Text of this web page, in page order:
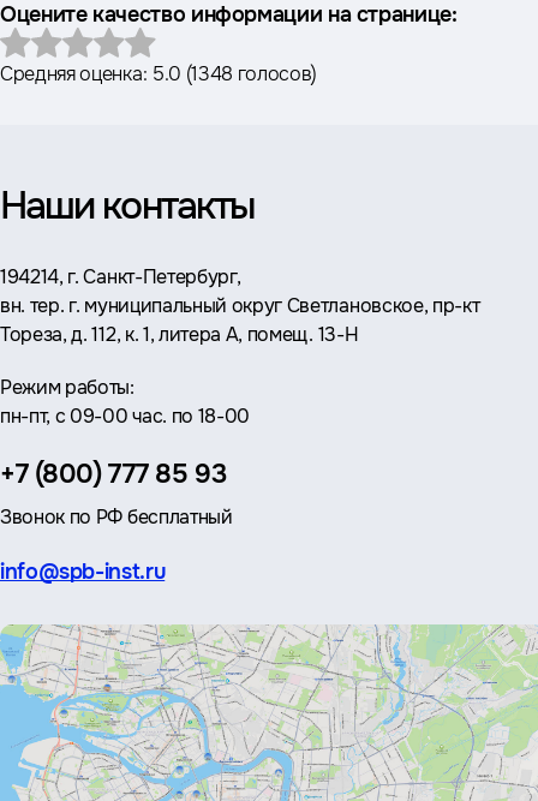
Оцените качество информации на странице:
Средняя оценка: 5.0 (1348 голосов)
Наши контакты
Адрес:
194214, г. Санкт-Петербург,
вн. тер. г. муниципальный округ Светлановское, пр-кт
Тореза, д. 112, к. 1, литера А, помещ. 13-Н
Режим работы:
пн-пт, с 09-00 час. по 18-00
Телефон:
+7 (800) 777 85 93
Звонок по РФ бесплатный
Эл.
info@spb-inst.ru